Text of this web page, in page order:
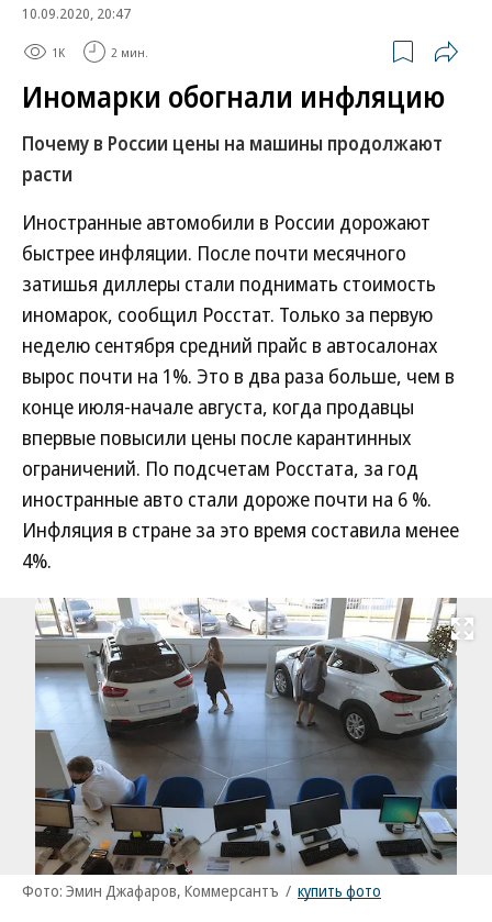
10.09.2020, 20:47
1K 2 мин.
Иномарки обогнали инфляцию
Почему в России цены на машины продолжают
расти
Иностранные автомобили в России дорожают
быстрее инфляции. После почти месячного
затишья диллеры стали поднимать стоимость
иномарок, сообщил Росстат. Только за первую
неделю сентября средний прайс в автосалонах
вырос почти на 1%. Это в два раза больше, чем в
конце июля-начале августа, когда продавцы
впервые повысили цены после карантинных
ограничений. По подсчетам Росстата, за год
иностранные авто стали дороже почти на 6 %.
Инфляция в стране за это время составила менее
4%.
Развернуть
Фото: Эмин Джафаров, Коммерсантъ / купить фото